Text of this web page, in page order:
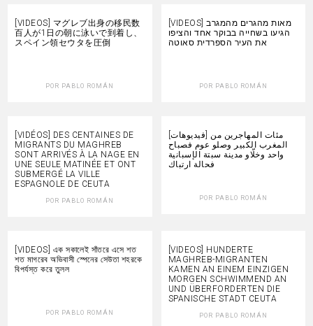
[VIDEOS] マグレブ出身の移民数
百人が1日の朝に泳いで到着し、
スペイン領セウタを圧倒
POR PABLO ROMÁN
[VIDEOS] מאות מהגרים מהמגרב
הגיעו בשחייה בבוקר אחד והציפו
את העיר הספרדית סאוטה
POR PABLO ROMÁN
[VIDÉOS] DES CENTAINES DE
MIGRANTS DU MAGHREB
SONT ARRIVÉS À LA NAGE EN
UNE SEULE MATINÉE ET ONT
SUBMERGÉ LA VILLE
ESPAGNOLE DE CEUTA
POR PABLO ROMÁN
المغرب الكبير وصلو عوم فصباح
واحد وخلّاو مدينة سبتة الإسبانية
فحالة ارتباك
POR PABLO ROMÁN
[VIDEOS] এক সকালেই সাঁতরে এসে শত
শত মাগরেব অভিবাসী স্পেনের সেউতা শহরকে
বিপর্যস্ত করে তুলল
POR PABLO ROMÁN
[VIDEOS] HUNDERTE
MAGHREB-MIGRANTEN
KAMEN AN EINEM EINZIGEN
MORGEN SCHWIMMEND AN
UND ÜBERFORDERTEN DIE
SPANISCHE STADT CEUTA
POR PABLO ROMÁN